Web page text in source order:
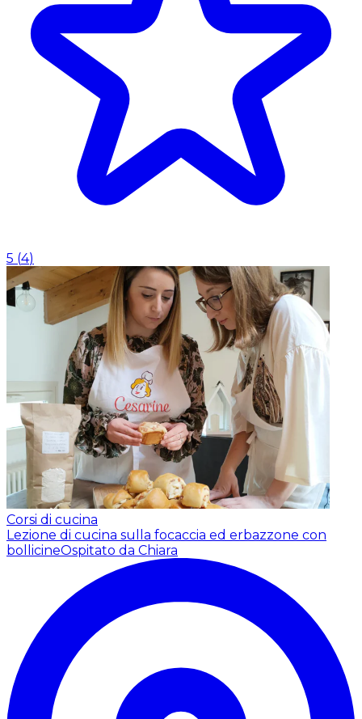
5 (4)
Corsi di cucina
Lezione di cucina sulla focaccia ed erbazzone con
bollicineOspitato da Chiara